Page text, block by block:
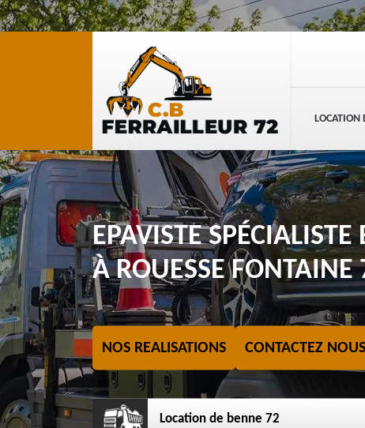
LOCATION
EPAVISTE
À ROUESSE
NOS REALISATIONS CONTACTEZ NOUS
Location de benne 72